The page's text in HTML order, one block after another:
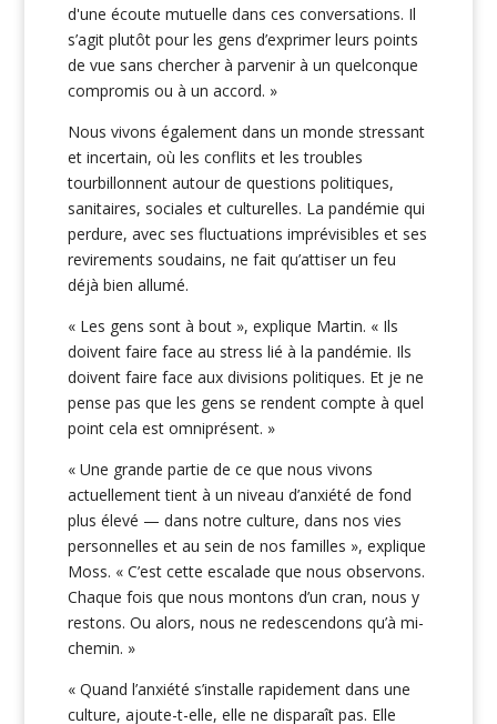
d'une écoute mutuelle dans ces conversations. Il
s’agit plutôt pour les gens d’exprimer leurs points
de vue sans chercher à parvenir à un quelconque
compromis ou à un accord. »
Nous vivons également dans un monde stressant
et incertain, où les conflits et les troubles
tourbillonnent autour de questions politiques,
sanitaires, sociales et culturelles. La pandémie qui
perdure, avec ses fluctuations imprévisibles et ses
revirements soudains, ne fait qu’attiser un feu
déjà bien allumé.
« Les gens sont à bout », explique Martin. « Ils
doivent faire face au stress lié à la pandémie. Ils
doivent faire face aux divisions politiques. Et je ne
pense pas que les gens se rendent compte à quel
point cela est omniprésent. »
« Une grande partie de ce que nous vivons
actuellement tient à un niveau d’anxiété de fond
plus élevé — dans notre culture, dans nos vies
personnelles et au sein de nos familles », explique
Moss. « C’est cette escalade que nous observons.
Chaque fois que nous montons d’un cran, nous y
restons. Ou alors, nous ne redescendons qu’à mi-
chemin. »
« Quand l’anxiété s’installe rapidement dans une
culture, ajoute-t-elle, elle ne disparaît pas. Elle